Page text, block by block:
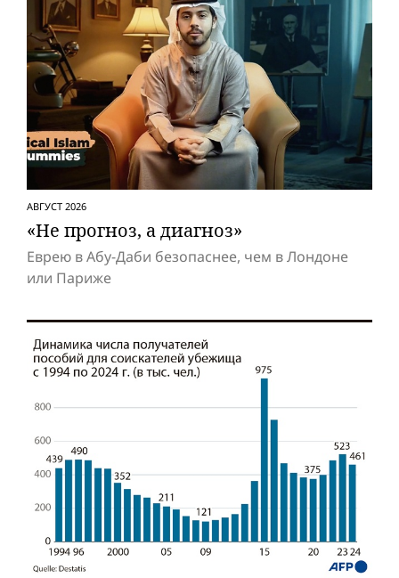
АВГУСТ 2026
«Не прогноз, а диагноз»
Еврею в Абу-Даби безопаснее, чем в Лондоне
или Париже